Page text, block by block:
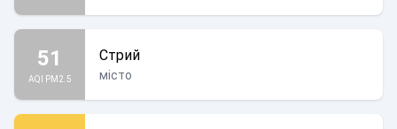
51
AQI PM2.5
Стрий
місто